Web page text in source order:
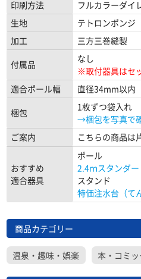
印刷方法
フルカラーダイ
生地
テトロンポンジ
加工
三方三巻縫製
付属品
なし
※取付器具はセ
適合ポール幅
直径34mm以内
梱包
1枚ずつ袋入れ
→梱包を写真で
ご案内
こちらの商品は
おすすめ
適合器具
ポール
2.4ｍスタンダー
スタンド
特価注水台（て
商品カテゴリー
温泉・趣味・娯楽 本・コミ